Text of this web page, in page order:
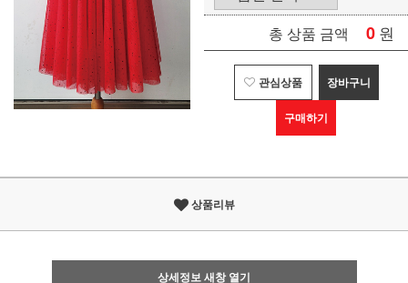
총 상품 금액 0 원
관심상품 장바구니
구매하기
상품리뷰
상세정보 새창 열기